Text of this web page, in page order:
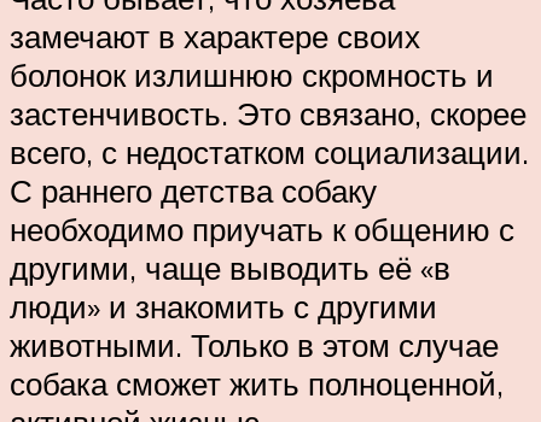
замечают в характере своих
болонок излишнюю скромность и
застенчивость. Это связано, скорее
всего, с недостатком социализации.
С раннего детства собаку
необходимо приучать к общению с
другими, чаще выводить её «в
люди» и знакомить с другими
животными. Только в этом случае
собака сможет жить полноценной,